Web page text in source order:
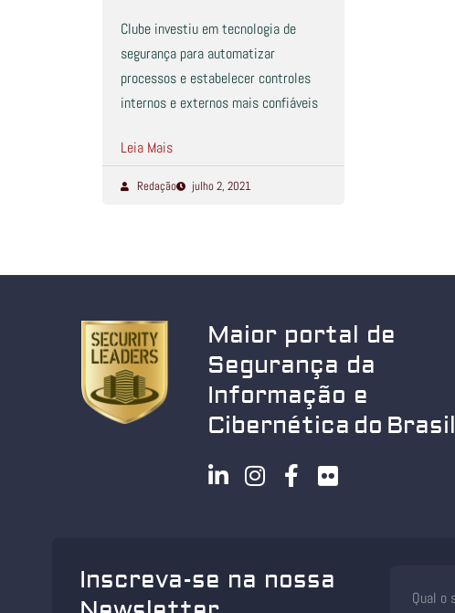
Clube investiu em tecnologia de
segurança para automatizar
processos e estabelecer controles
internos e externos mais confiáveis
Leia Mais
Redação julho 2, 2021
Maior portal de
Segurança da
Informação e
Cibernética do Brasil
Inscreva-se na nossa